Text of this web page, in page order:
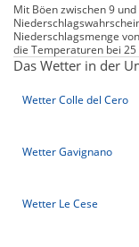
Mit Böen zwischen 9
Niederschlagsmenge
die Temperaturen bei 25
Das Wetter in der
Wetter Colle del Cero
Wetter Gavignano
Wetter Le Cese